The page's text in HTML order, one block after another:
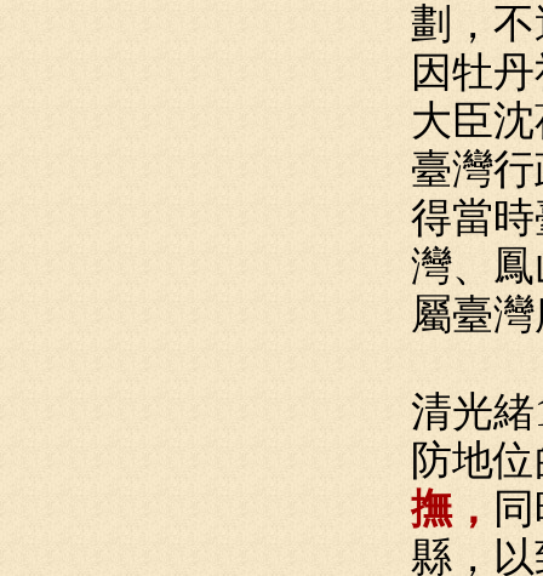
劃，
因牡
大臣
臺灣
得當
灣、
屬臺
清光
防地
撫，
縣，